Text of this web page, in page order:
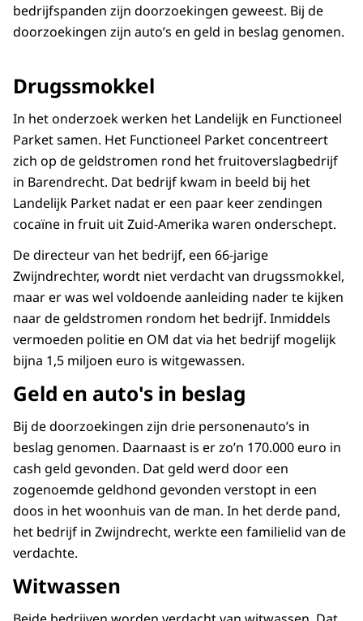
bedrijfspanden zijn doorzoekingen geweest. Bij de
doorzoekingen zijn auto’s en geld in beslag genomen.
Drugssmokkel
In het onderzoek werken het Landelijk en Functioneel
Parket samen. Het Functioneel Parket concentreert
zich op de geldstromen rond het fruitoverslagbedrijf
in Barendrecht. Dat bedrijf kwam in beeld bij het
Landelijk Parket nadat er een paar keer zendingen
cocaïne in fruit uit Zuid-Amerika waren onderschept.
De directeur van het bedrijf, een 66-jarige
Zwijndrechter, wordt niet verdacht van drugssmokkel,
maar er was wel voldoende aanleiding nader te kijken
naar de geldstromen rondom het bedrijf. Inmiddels
vermoeden politie en OM dat via het bedrijf mogelijk
bijna 1,5 miljoen euro is witgewassen.
Geld en auto's in beslag
Bij de doorzoekingen zijn drie personenauto’s in
beslag genomen. Daarnaast is er zo’n 170.000 euro in
cash geld gevonden. Dat geld werd door een
zogenoemde geldhond gevonden verstopt in een
doos in het woonhuis van de man. In het derde pand,
het bedrijf in Zwijndrecht, werkte een familielid van de
verdachte.
Witwassen